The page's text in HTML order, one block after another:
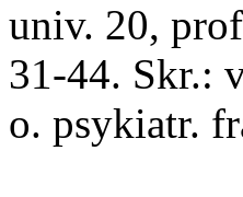
univ. 20,
31-44. Skr.:
o. psykiatr.